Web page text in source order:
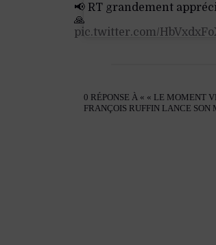
📢 RT grandement
🙏
pic.twitter.com/
0 RÉPONSE À « « LE MOMENT
FRANÇOIS RUFFIN LANCE